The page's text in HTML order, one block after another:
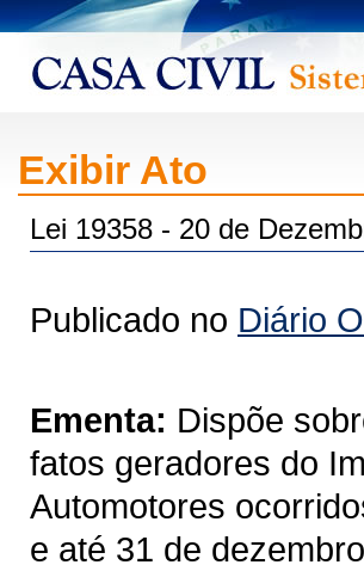
Exibir Ato
Lei 19358 - 20 de
Publicado no Diário
Ementa: Dispõe
fatos geradores do
Automotores
e até 31 de